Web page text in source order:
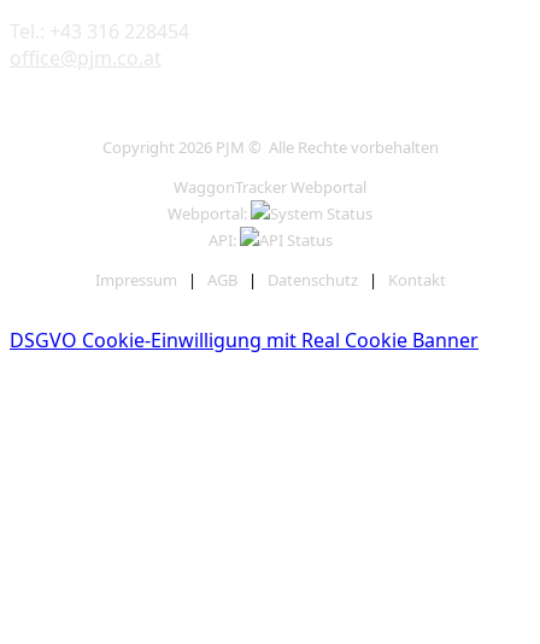
Tel.: +43 316 228454
office@pjm.co.at
Copyright 2026 PJM © Alle Rechte vorbehalten
WaggonTracker Webportal
Webportal:
API:
Impressum | AGB| Datenschutz| Kontakt
DSGVO Cookie-Einwilligung mit Real Cookie Banner